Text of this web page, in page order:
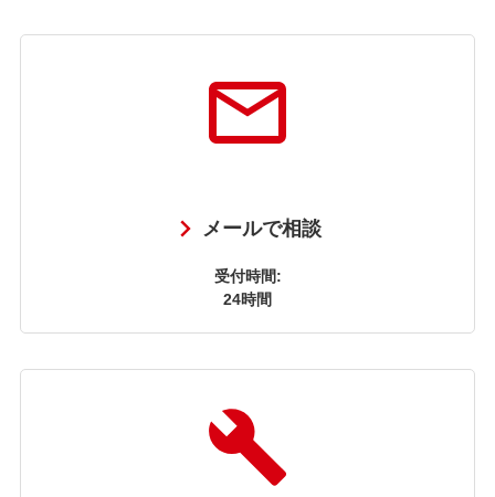
メールで相談
受付時間:
24時間